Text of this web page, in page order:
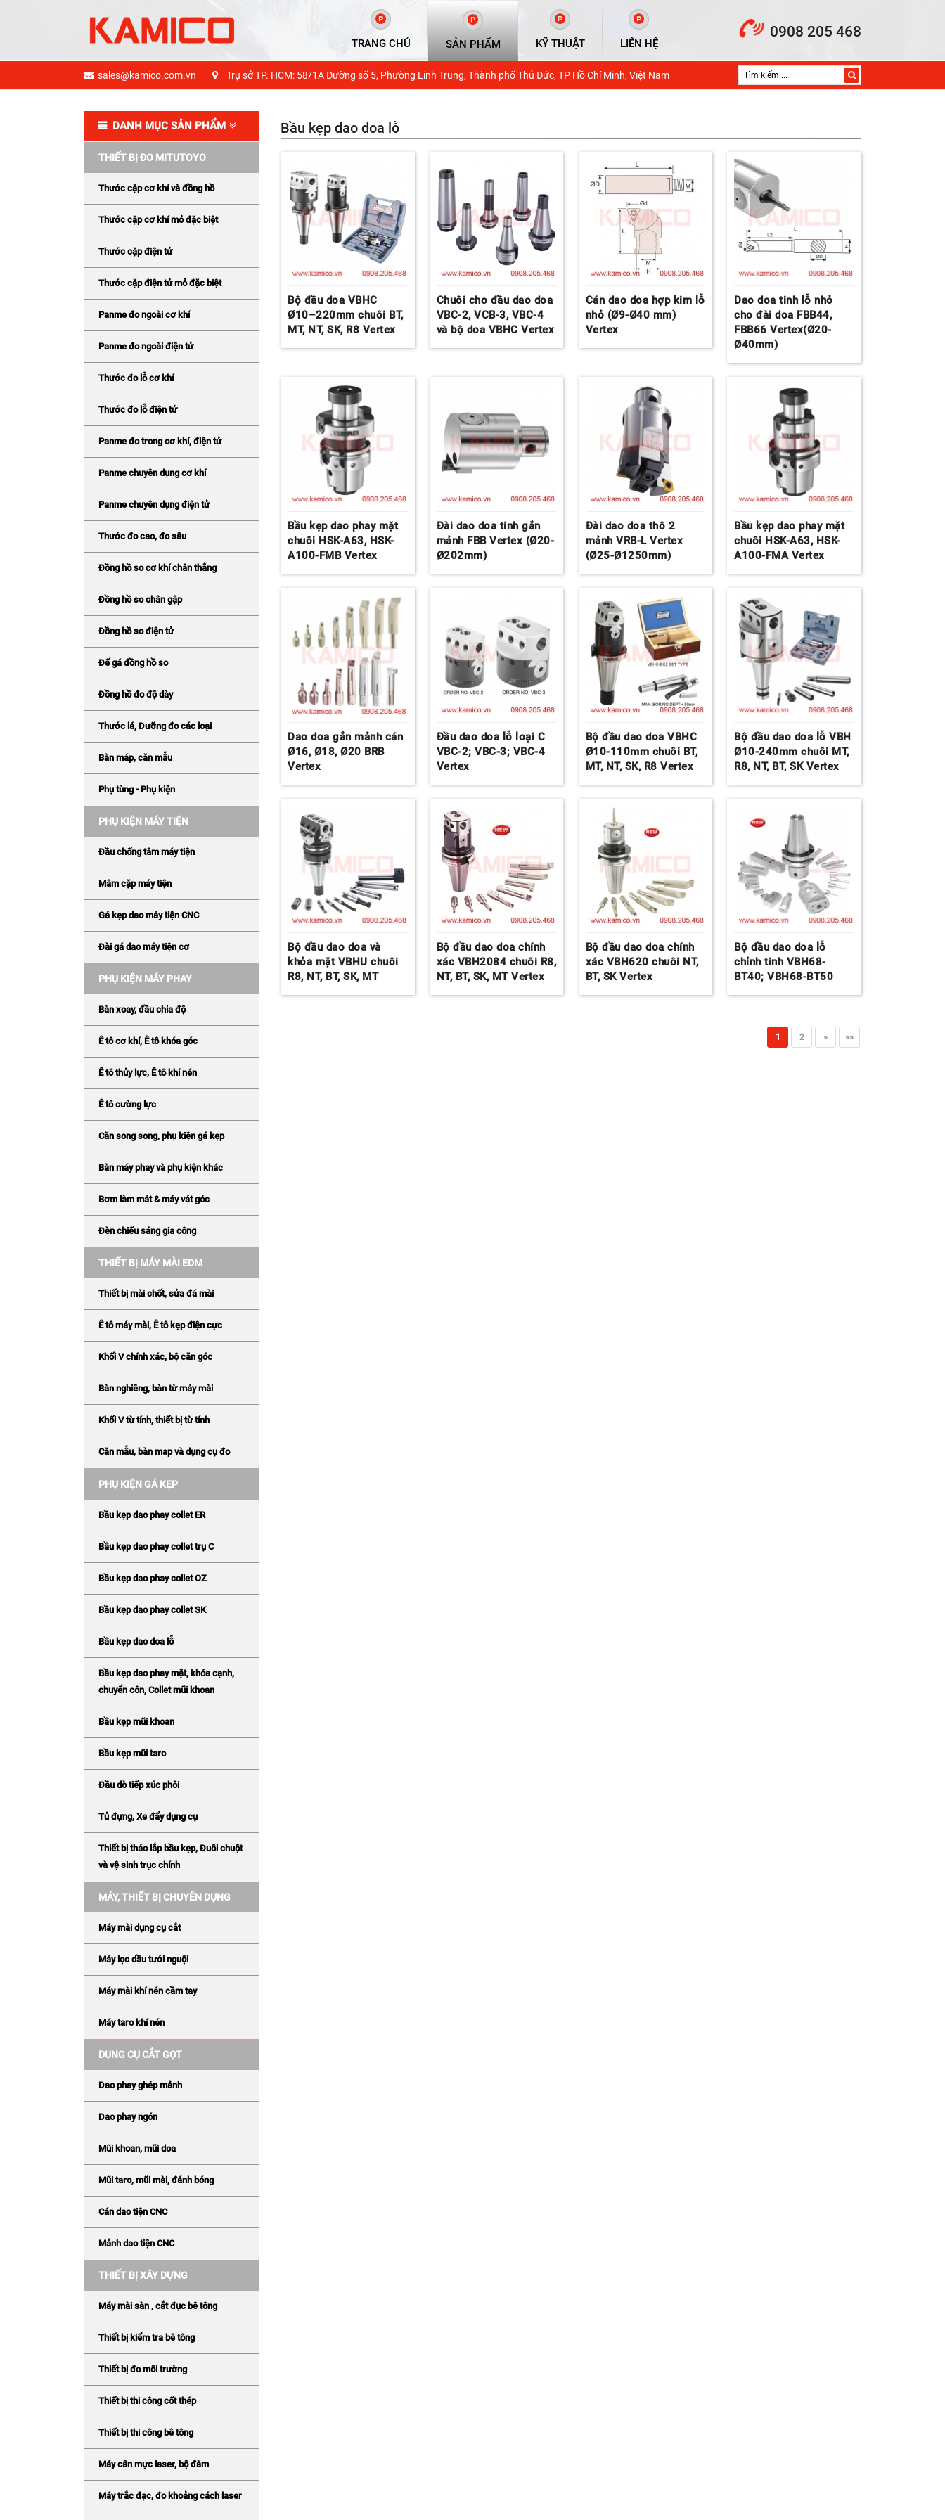
TRANG CHỦ SẢN PHẨM KỸ THUẬT LIÊN HỆ
0908 205 468
sales@kamico.com.vn Trụ sở TP. HCM: 58/1A Đường số 5, Phường Linh Trung, Thành phố Thủ Đức, TP Hồ Chí Minh, Việt Nam
DANH MỤC SẢN PHẨM
THIẾT BỊ ĐO MITUTOYO
Thước cặp cơ khí và đồng hồ
Thước cặp cơ khí mỏ đặc biệt
Thước cặp điện tử
Thước cặp điện tử mỏ đặc biệt
Panme đo ngoài cơ khí
Panme đo ngoài điện tử
Thước đo lỗ cơ khí
Thước đo lỗ điện tử
Panme đo trong cơ khí, điện tử
Panme chuyên dụng cơ khí
Panme chuyên dụng điện tử
Thước đo cao, đo sâu
Đồng hồ so cơ khí chân thẳng
Đồng hồ so chân gập
Đồng hồ so điện tử
Đế gá đồng hồ so
Đồng hồ đo độ dày
Thước lá, Dưỡng đo các loại
Bàn máp, căn mẫu
Phụ tùng - Phụ kiện
PHỤ KIỆN MÁY TIỆN
Đầu chống tâm máy tiện
Mâm cặp máy tiện
Gá kẹp dao máy tiện CNC
Đài gá dao máy tiện cơ
PHỤ KIỆN MÁY PHAY
Bàn xoay, đầu chia độ
Ê tô cơ khí, Ê tô khóa góc
Ê tô thủy lực, Ê tô khí nén
Ê tô cường lực
Căn song song, phụ kiện gá kẹp
Bàn máy phay và phụ kiện khác
Bơm làm mát & máy vát góc
Đèn chiếu sáng gia công
THIẾT BỊ MÁY MÀI EDM
Thiết bị mài chốt, sửa đá mài
Ê tô máy mài, Ê tô kẹp điện cực
Khối V chính xác, bộ căn góc
Bàn nghiêng, bàn từ máy mài
Khối V từ tính, thiết bị từ tính
Căn mẫu, bàn map và dụng cụ đo
PHỤ KIỆN GÁ KẸP
Bầu kẹp dao phay collet ER
Bầu kẹp dao phay collet trụ C
Bầu kẹp dao phay collet OZ
Bầu kẹp dao phay collet SK
Bầu kẹp dao doa lỗ
Bầu kẹp dao phay mặt, khóa cạnh,
chuyển côn, Collet mũi khoan
Bầu kẹp mũi khoan
Bầu kẹp mũi taro
Đầu dò tiếp xúc phôi
Tủ đựng, Xe đẩy dụng cụ
Thiết bị tháo lắp bầu kẹp, Đuôi chuột
và vệ sinh trục chính
MÁY, THIẾT BỊ CHUYÊN DỤNG
Máy mài dụng cụ cắt
Máy lọc dầu tưới nguội
Máy mài khí nén cầm tay
Máy taro khí nén
DỤNG CỤ CẮT GỌT
Dao phay ghép mảnh
Dao phay ngón
Mũi khoan, mũi doa
Mũi taro, mũi mài, đánh bóng
Cán dao tiện CNC
Mảnh dao tiện CNC
THIẾT BỊ XÂY DỰNG
Máy mài sàn , cắt đục bê tông
Thiết bị kiểm tra bê tông
Thiết bị đo môi trường
Thiết bị thi công cốt thép
Thiết bị thi công bê tông
Máy cân mực laser, bộ đàm
Máy trắc đạc, đo khoảng cách laser
Bầu kẹp dao doa lỗ
Bộ đầu doa VBHC
Ø10–220mm chuôi BT,
MT, NT, SK, R8 Vertex
Chuôi cho đầu dao doa
VBC-2, VCB-3, VBC-4
và bộ doa VBHC Vertex
Cán dao doa hợp kim lỗ
nhỏ (Ø9-Ø40 mm)
Vertex
Dao doa tinh lỗ nhỏ
cho đài doa FBB44,
FBB66 Vertex(Ø20-
Ø40mm)
Bầu kẹp dao phay mặt
chuôi HSK-A63, HSK-
A100-FMB Vertex
Đài dao doa tinh gắn
mảnh FBB Vertex (Ø20-
Ø202mm)
Đài dao doa thô 2
mảnh VRB-L Vertex
(Ø25-Ø1250mm)
Bầu kẹp dao phay mặt
chuôi HSK-A63, HSK-
A100-FMA Vertex
Dao doa gắn mảnh cán
Ø16, Ø18, Ø20 BRB
Vertex
Đầu dao doa lỗ loại C
VBC-2; VBC-3; VBC-4
Vertex
Bộ đầu dao doa VBHC
Ø10-110mm chuôi BT,
MT, NT, SK, R8 Vertex
Bộ đầu dao doa lỗ VBH
Ø10-240mm chuôi MT,
R8, NT, BT, SK Vertex
Bộ đầu dao doa và
khỏa mặt VBHU chuôi
R8, NT, BT, SK, MT
Bộ đầu dao doa chính
xác VBH2084 chuôi R8,
NT, BT, SK, MT Vertex
Bộ đầu dao doa chính
xác VBH620 chuôi NT,
BT, SK Vertex
Bộ đầu dao doa lỗ
chỉnh tinh VBH68-
BT40; VBH68-BT50
1 2 » »»